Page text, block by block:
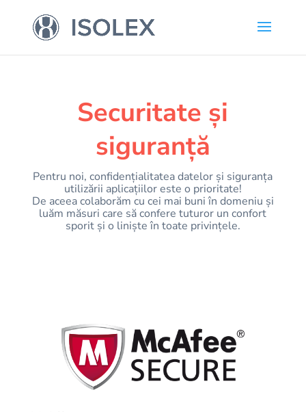
Securitate și
siguranță
Pentru noi, confidențialitatea datelor și siguranța
utilizării aplicațiilor este o prioritate!
De aceea colaborăm cu cei mai buni în domeniu și
luăm măsuri care să confere tuturor un confort
sporit și o liniște în toate privințele.